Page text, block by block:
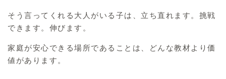
そう言ってくれる大人がいる子は、立ち直れます。挑戦
できます。伸びます。
家庭が安心できる場所であることは、どんな教材より価
値があります。